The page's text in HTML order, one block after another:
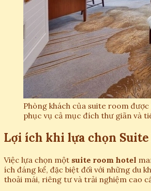
Phòng khách của suite room
phục vụ cả mục đích thư giãn và
Lợi ích khi lựa chọn Suite
Việc lựa chọn một suite room hotel
ích đáng kể, đặc biệt đối với những du
thoải mái, riêng tư và trải nghiệm cao